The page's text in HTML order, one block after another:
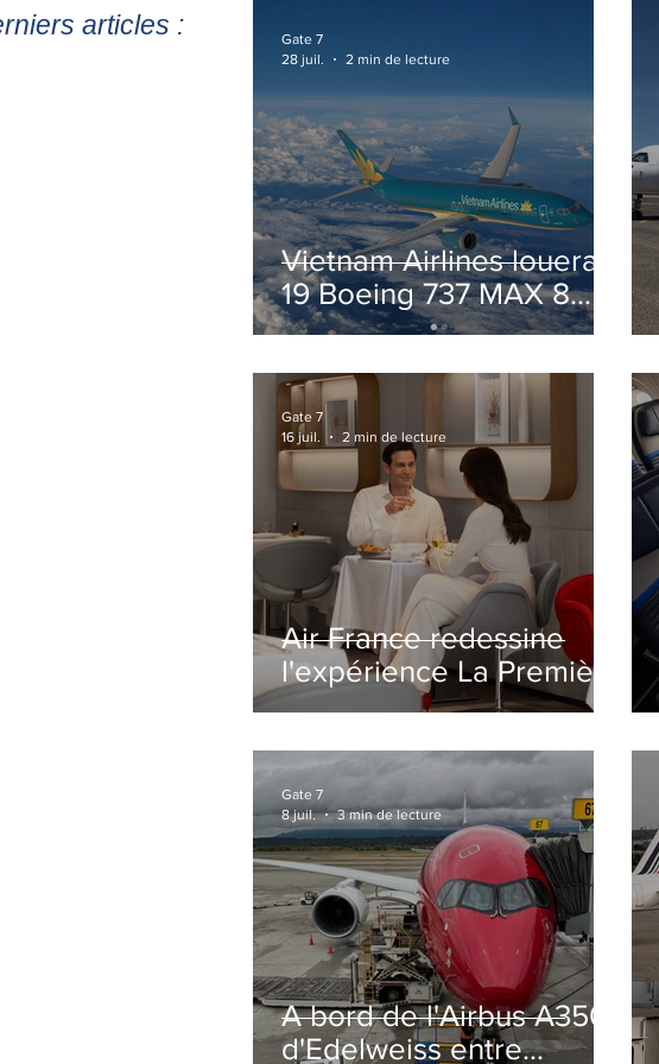
articles :
Vietnam Airlines louera
19 Boeing 737 MAX 8
pour accélérer la
flotte
Gate 7
28 juil.
2 min de lecture
Air France redessine
l'expérience La Première
avec un salon
Paris-CDG
Gate 7
16 juil.
2 min de lecture
A bord de l'Airbus A350
d'Edelweiss entre
Gate 7
8 juil.
3 min de lecture